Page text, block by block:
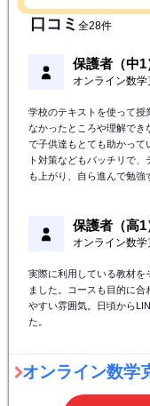
口コミ 全28件
保護者（中1
オンライン数
学校のテキストを使って授
なかったところや理解でき
で子供達もとても助かって
ト対策などもバッチリで
も上がり、自ら進んで勉強
保護者（高1
オンライン数
実際に利用している教材を
ました。コースも目的に
やすい雰囲気。日頃から
た。
オンライン数学